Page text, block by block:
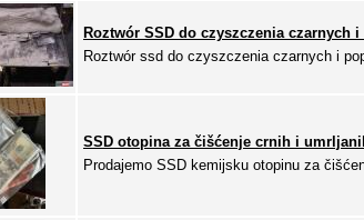
Roztwór SSD do czyszczenia czarnych
Roztwór ssd do czyszczenia czarnych i
SSD otopina za čišćenje crnih i
Prodajemo SSD kemijsku otopinu za